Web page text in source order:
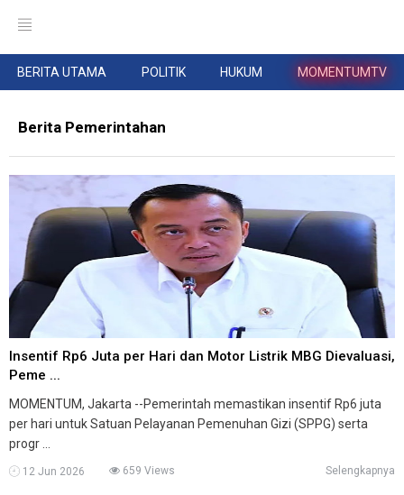
BERITA UTAMA POLITIK HUKUM MOMENTUMTV
Berita Pemerintahan
Insentif Rp6 Juta per Hari dan Motor Listrik MBG Dievaluasi,
Peme ...
MOMENTUM, Jakarta --Pemerintah memastikan insentif Rp6 juta
per hari untuk Satuan Pelayanan Pemenuhan Gizi (SPPG) serta
progr ...
12 Jun 2026 659 Views Selengkapnya